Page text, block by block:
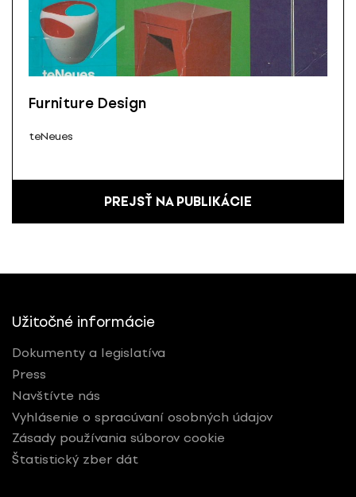
Furniture Design
teNeues
PREJSŤ NA PUBLIKÁCIE
Užitočné informácie
Dokumenty a legislatíva
Press
Navštívte nás
Vyhlásenie o spracúvaní osobných údajov
Zásady používania súborov cookie
Štatistický zber dát